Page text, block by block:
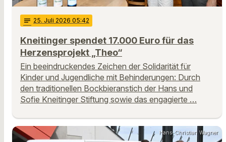
notes 25. Juli 2026 05:42
Kneitinger spendet 17.000 Euro für das
Herzensprojekt „Theo“
Ein beeindruckendes Zeichen der Solidarität für
Kinder und Jugendliche mit Behinderungen: Durch
den traditionellen Bockbieranstich der Hans und
Sofie Kneitinger Stiftung sowie das engagierte …
Hans-Christian Wagner